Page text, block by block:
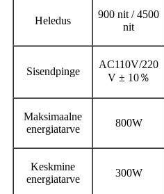
Heledus
900 nit / 4500
nit
Sisendpinge
AC110V/220
V ± 10％
Maksimaalne
energiatarve
800W
Keskmine
energiatarve
300W